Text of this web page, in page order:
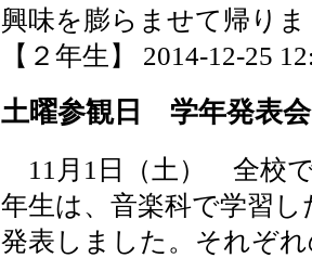
興味を膨らませて帰り
【２年生】 2014-12-25
土曜参観日 学年発表会
11月1日（土） 全校
年生は、音楽科で学習
発表しました。それぞ